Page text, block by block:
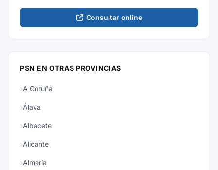
Consultar online
PSN EN OTRAS PROVINCIAS
A Coruña
Álava
Albacete
Alicante
Almería